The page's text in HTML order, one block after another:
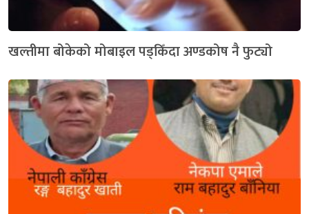
खल्तीमा बोकेको मोबाइल पड्किँदा अण्डकोष नै फुट्यो